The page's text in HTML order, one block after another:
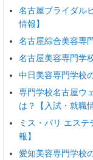
名古屋ブライダル
情報】
名古屋綜合美容専
名古屋美容専門学
中日美容専門学校
専門学校名古屋ウ
は？【入試・就職
ミス・パリ エス
報】
愛知美容専門学校